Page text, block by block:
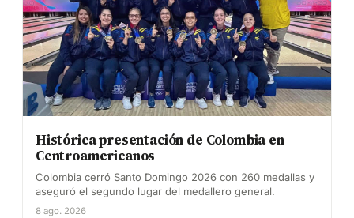
Histórica presentación de Colombia en
Centroamericanos
Colombia cerró Santo Domingo 2026 con 260 medallas y
aseguró el segundo lugar del medallero general.
8 ago. 2026